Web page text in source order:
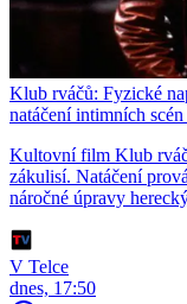
Klub rváčů: Fyzické
natáčení intimních
Kultovní film Klub
zákulisí. Natáčení
náročné úpravy
V Telce
dnes, 17:50